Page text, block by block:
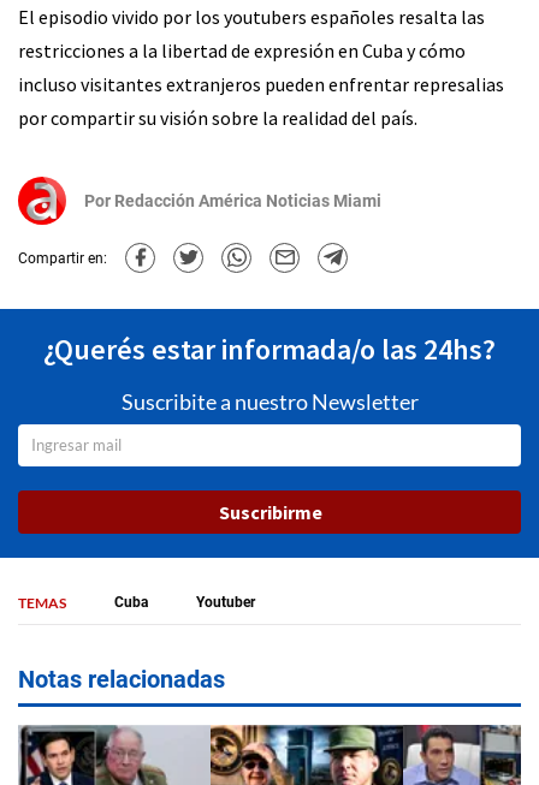
El episodio vivido por los youtubers españoles resalta las
restricciones a la libertad de expresión en Cuba y cómo
incluso visitantes extranjeros pueden enfrentar represalias
por compartir su visión sobre la realidad del país.
Por Redacción América Noticias Miami
Compartir en:
¿Querés estar informada/o las 24hs?
Suscribite a nuestro Newsletter
Suscribirme
TEMAS Cuba Youtuber
Notas relacionadas